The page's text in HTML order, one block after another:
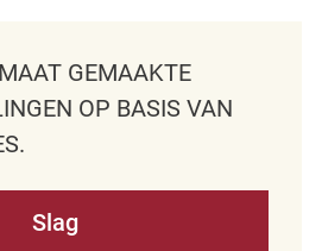
GEMAAKTE
OP BASIS VAN
Slag